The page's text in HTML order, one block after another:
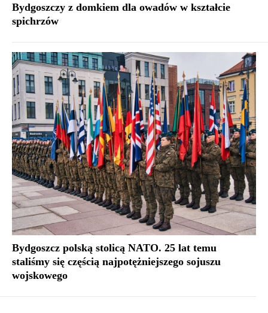
Bydgoszczy z domkiem dla owadów w kształcie
spichrzów
Bydgoszcz polską stolicą NATO. 25 lat temu
staliśmy się częścią najpotężniejszego sojuszu
wojskowego